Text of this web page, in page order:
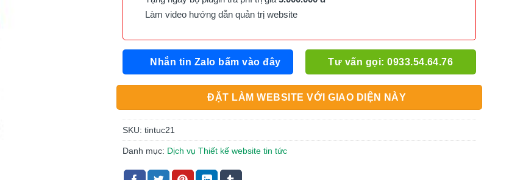
Làm video hướng dẫn quản trị website
Nhắn tin Zalo bấm vào đây Tư vấn gọi: 0933.54.64.76
ĐẶT LÀM WEBSITE VỚI GIAO DIỆN NÀY
SKU: tintuc21
Danh mục: Dịch vụ Thiết kế website tin tức